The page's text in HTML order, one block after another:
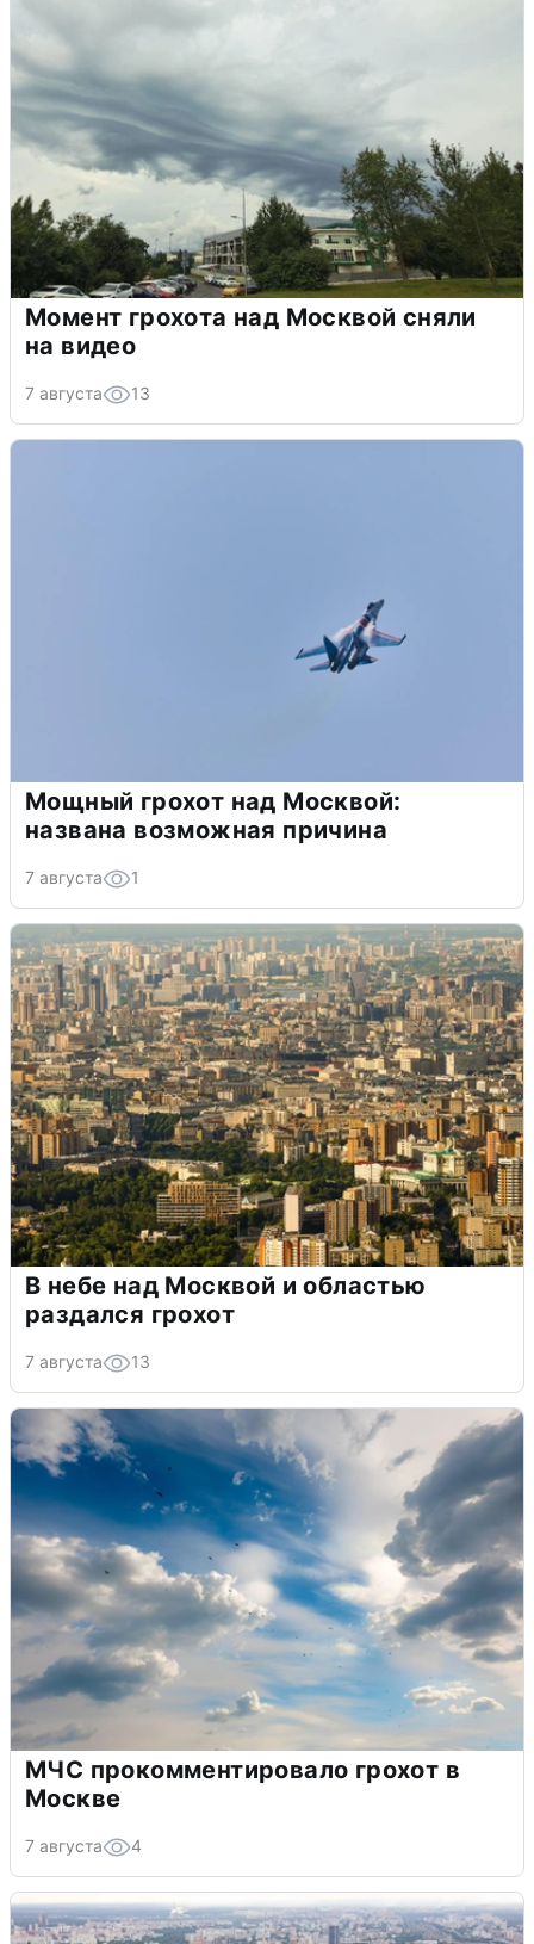
Момент грохота над Москвой сняли
на видео
7 августа 13
Мощный грохот над Москвой:
названа возможная причина
7 августа 1
В небе над Москвой и областью
раздался грохот
7 августа 13
МЧС прокомментировало грохот в
Москве
7 августа 4